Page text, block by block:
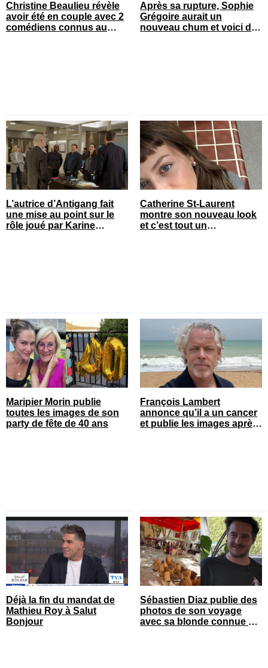
Christine Beaulieu révèle
avoir été en couple avec 2
comédiens connus au
Après sa rupture, Sophie
Grégoire aurait un
nouveau chum et voici de
L’autrice d’Antigang fait
une mise au point sur le
rôle joué par Karine
Catherine St-Laurent
montre son nouveau look
et c’est tout un
Maripier Morin publie
toutes les images de son
party de fête de 40 ans
François Lambert
annonce qu’il a un cancer
et publie les images après
Déjà la fin du mandat de
Mathieu Roy à Salut
Bonjour
Sébastien Diaz publie des
photos de son voyage
avec sa blonde connue en